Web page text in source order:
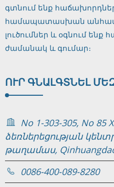
գտնում ենք
համապատասխան
լուծումներ և օգնում
ժամանակ և գումար։
ՈՒՐ ԳՆԱԼԳՏՆԵԼ
No 1-303-305, No 85
ձեռներեցության
թաղամաս,
0086-400-089-8280